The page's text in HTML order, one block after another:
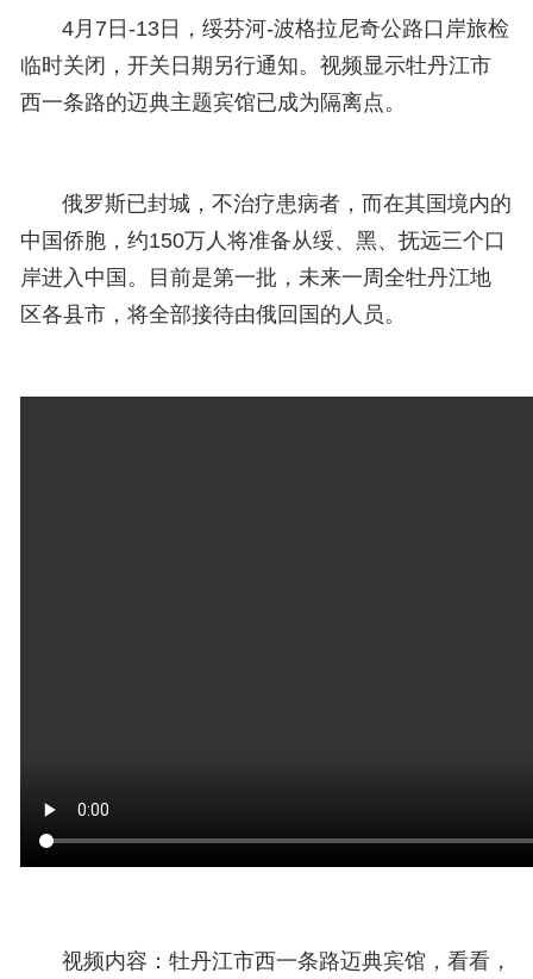
4月7日-13日，绥芬河-波格拉尼奇公路口岸旅检
临时关闭，开关日期另行通知。视频显示牡丹江市
西一条路的迈典主题宾馆已成为隔离点。
俄罗斯已封城，不治疗患病者，而在其国境内的
中国侨胞，约150万人将准备从绥、黑、抚远三个口
岸进入中国。目前是第一批，未来一周全牡丹江地
区各县市，将全部接待由俄回国的人员。
视频内容：牡丹江市西一条路迈典宾馆，看看，